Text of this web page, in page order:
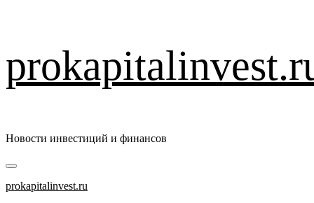
к
содержимому
Новости инвестиций и финансов
Основное
меню
prokapitalinvest.ru